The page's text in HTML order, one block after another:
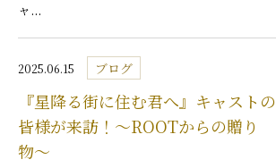
ャ...
2025.06.15 ブログ
『星降る街に住む君へ』キャストの
皆様が来訪！〜ROOTからの贈り
物〜